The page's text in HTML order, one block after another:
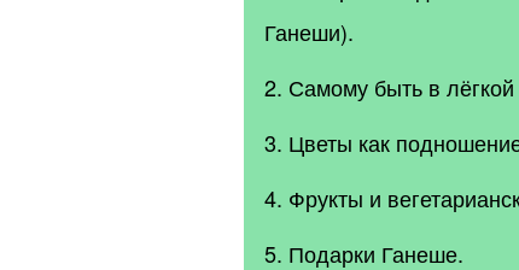
Ганеши).
2. Самому быть в
3. Цветы как
4. Фрукты и
5. Подарки Ганеше.